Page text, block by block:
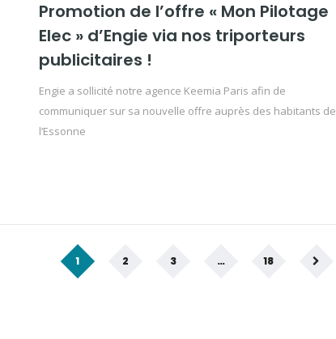
Promotion de l’offre « Mon Pilotage
Elec » d’Engie via nos triporteurs
publicitaires !
Engie a sollicité notre agence Keemia Paris afin de
communiquer sur sa nouvelle offre auprès des habitants de
l’Essonne
1 2 3 … 18